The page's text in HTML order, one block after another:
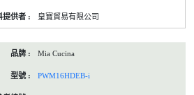
皇寶貿易有限公司
Mia Cucina
PWM16HDEB-i